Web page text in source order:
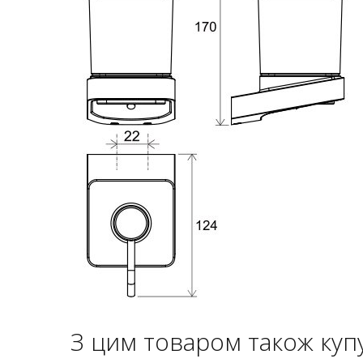
З цим товаром також